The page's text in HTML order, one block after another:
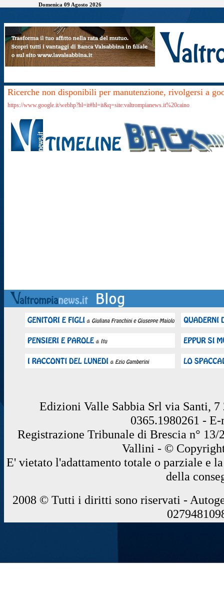
Domenica 09 Agosto 2026
Ricerche non disponibili per manutenzione, rivolgersi a
https://www.google.it/webhp?hl=it#hl=it&q=site:valtrompianews.it%20caino
Edizioni Valle Sabbia Srl via Santi, 7
0365.1980261 -
Registrazione Tribunale di Brescia n°
Vallini - ©
E' vietato l'adattamento totale o parziale e
della
2008 © Tutti i diritti sono riservati -